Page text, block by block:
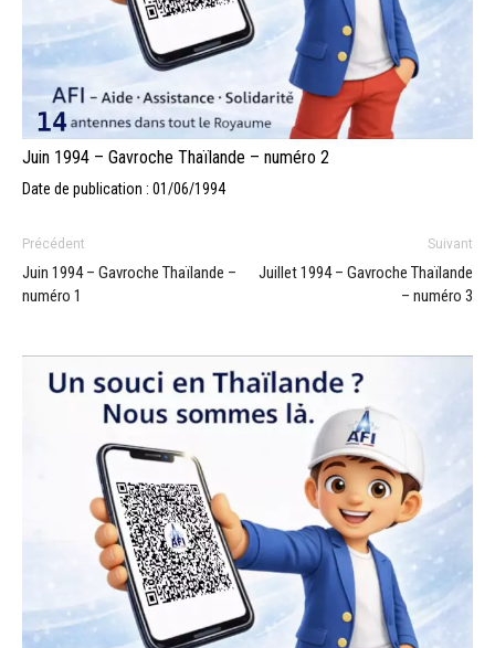
Juin 1994 – Gavroche Thaïlande – numéro 2
Date de publication : 01/06/1994
Précédent
Juin 1994 – Gavroche Thaïlande –
numéro 1
Suivant
Juillet 1994 – Gavroche Thaïlande
– numéro 3